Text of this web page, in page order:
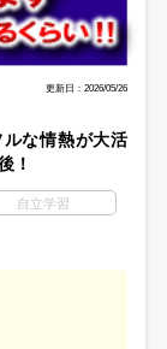
更新日：2026/05/26
な情熱が大活
！
自立学習